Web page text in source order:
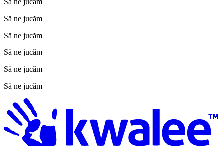
Să ne jucăm
Să ne jucăm
Să ne jucăm
Să ne jucăm
Să ne jucăm